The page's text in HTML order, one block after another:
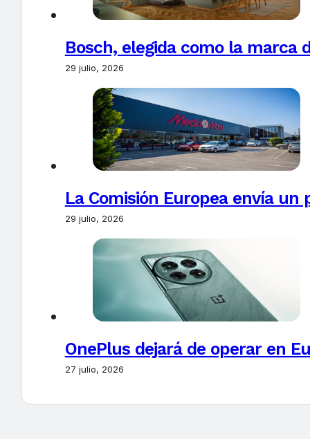
Bosch, elegida como la marca
29 julio, 2026
La Comisión Europea envía un
29 julio, 2026
OnePlus dejará de operar en
27 julio, 2026